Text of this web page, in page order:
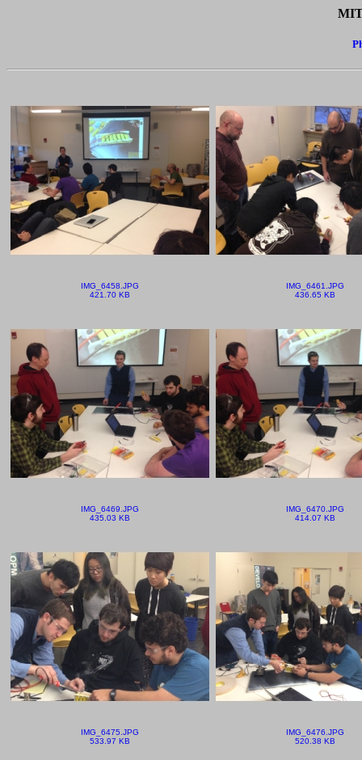
IMG_6458.JPG
421.70 KB
IMG_6461.JPG
436.65 KB
IMG_6469.JPG
435.03 KB
IMG_6470.JPG
414.07 KB
IMG_6475.JPG
533.97 KB
IMG_6476.JPG
520.38 KB